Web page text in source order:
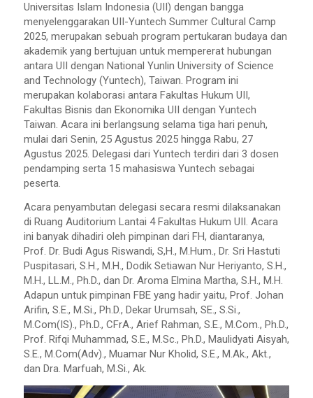
Universitas Islam Indonesia (UII) dengan bangga
menyelenggarakan UII-Yuntech Summer Cultural Camp
2025, merupakan sebuah program pertukaran budaya dan
akademik yang bertujuan untuk mempererat hubungan
antara UII dengan National Yunlin University of Science
and Technology (Yuntech), Taiwan. Program ini
merupakan kolaborasi antara Fakultas Hukum UII,
Fakultas Bisnis dan Ekonomika UII dengan Yuntech
Taiwan. Acara ini berlangsung selama tiga hari penuh,
mulai dari Senin, 25 Agustus 2025 hingga Rabu, 27
Agustus 2025. Delegasi dari Yuntech terdiri dari 3 dosen
pendamping serta 15 mahasiswa Yuntech sebagai
peserta.
Acara penyambutan delegasi secara resmi dilaksanakan
di Ruang Auditorium Lantai 4 Fakultas Hukum UII. Acara
ini banyak dihadiri oleh pimpinan dari FH, diantaranya,
Prof. Dr. Budi Agus Riswandi, S,H., M.Hum., Dr. Sri Hastuti
Puspitasari, S.H., M.H., Dodik Setiawan Nur Heriyanto, S.H.,
M.H., LL.M., Ph.D., dan Dr. Aroma Elmina Martha, S.H., M.H.
Adapun untuk pimpinan FBE yang hadir yaitu, Prof. Johan
Arifin, S.E., M.Si., Ph.D., Dekar Urumsah, SE., S.Si.,
M.Com(IS)., Ph.D., CFrA., Arief Rahman, S.E., M.Com., Ph.D.,
Prof. Rifqi Muhammad, S.E., M.Sc., Ph.D., Maulidyati Aisyah,
S.E., M.Com(Adv)., Muamar Nur Kholid, S.E., M.Ak., Akt.,
dan Dra. Marfuah, M.Si., Ak.